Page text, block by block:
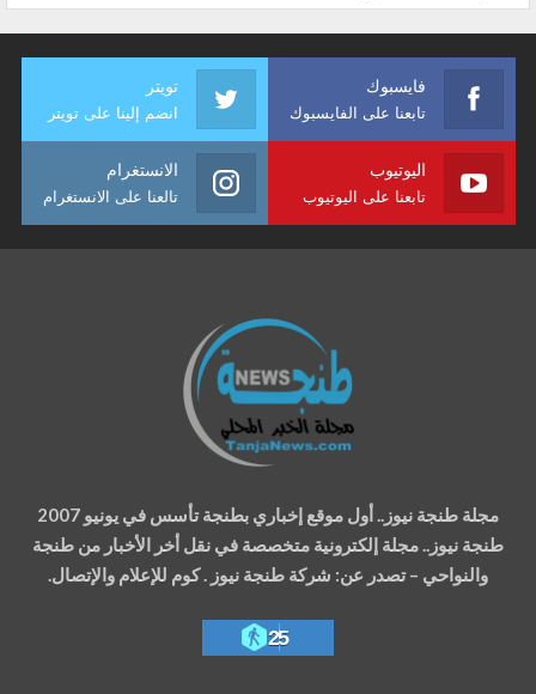
فايسبوك
تابعنا على الفايسبوك
تويتر
انضم إلينا على تويتر
اليوتيوب
تابعنا على اليوتيوب
الانستغرام
تالعنا على الانستغرام
مجلة طنجة نيوز.. أول موقع إخباري بطنجة تأسس في يونيو 2007
طنجة نيوز.. مجلة إلكترونية متخصصة في نقل أخر الأخبار من طنجة
والنواحي – تصدر عن: شركة طنجة نيوز . كوم للإعلام والإتصال.
25